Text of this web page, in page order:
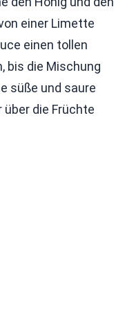
einer Limette
einen tollen
bis die Mischung
süße und saure
über die Früchte